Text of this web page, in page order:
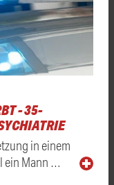
- 35-
in einem
ein Mann …